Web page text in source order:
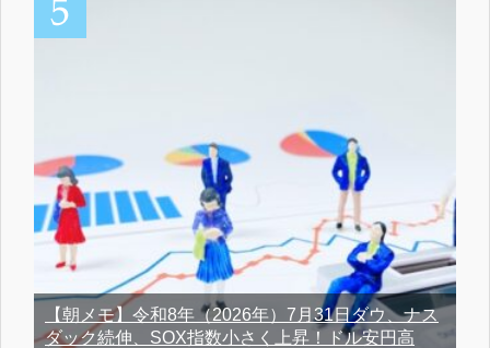
【朝メモ】令和8年（2026年）7月31日ダウ、ナス
ダック続伸、SOX指数小さく上昇！ドル安円高